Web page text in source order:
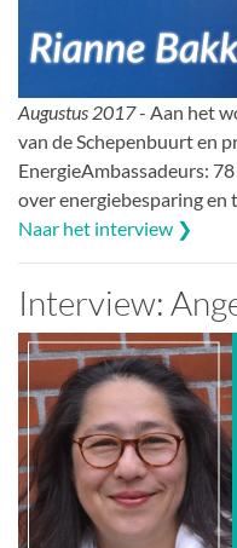
Augustus 2017- Aan het
van de Schepenbuurt en
EnergieAmbassadeurs:
over energiebesparing en
Naar het interview ❯
Interview: